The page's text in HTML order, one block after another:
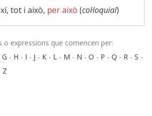
tot i això, per això (col·loquial)
o expressions que comencen per:
G - H - I - J - K - L - M - N - O - P - Q - R - S -
Z